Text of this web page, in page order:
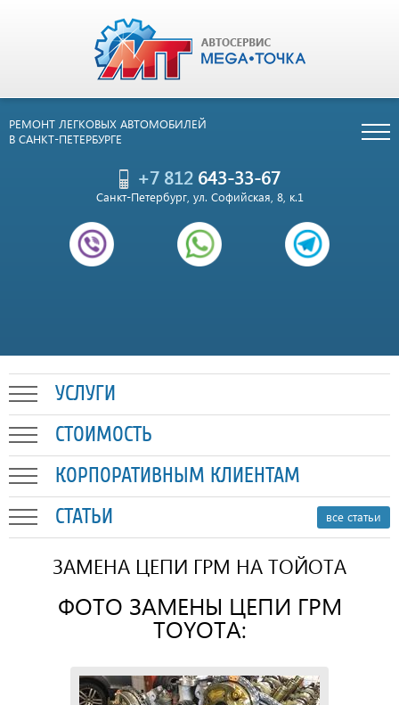
РЕМОНТ ЛЕГКОВЫХ АВТОМОБИЛЕЙ
В САНКТ-ПЕТЕРБУРГЕ
+7 812643-33-67
Санкт-Петербург, ул. Софийская, 8, к.1
УСЛУГИ
СТОИМОСТЬ
КОРПОРАТИВНЫМ КЛИЕНТАМ
СТАТЬИ
все статьи
ЗАМЕНА ЦЕПИ ГРМ НА ТОЙОТА
ФОТО ЗАМЕНЫ ЦЕПИ ГРМ
TOYOTA: